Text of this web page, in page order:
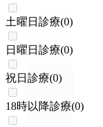
土曜日診療(0)
日曜日診療(0)
祝日診療(0)
18時以降診療(0)